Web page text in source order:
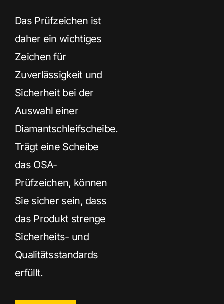
Das Prüfzeichen ist
daher ein wichtiges
Zeichen für
Zuverlässigkeit und
Sicherheit bei der
Auswahl einer
Diamantschleifscheibe.
Trägt eine Scheibe
das OSA-
Prüfzeichen, können
Sie sicher sein, dass
das Produkt strenge
Sicherheits- und
Qualitätsstandards
erfüllt.